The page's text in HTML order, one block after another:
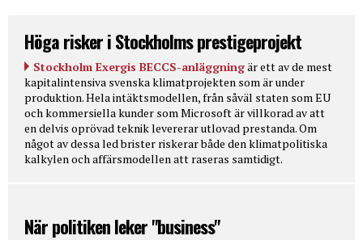
Höga risker i Stockholms prestigeprojekt
Stockholm Exergis BECCS-anläggningär ett av de mest
kapitalintensiva svenska klimatprojekten som är under
produktion. Hela intäktsmodellen, från såväl staten som EU
och kommersiella kunder som Microsoft är villkorad av att
en delvis oprövad teknik levererar utlovad prestanda. Om
något av dessa led brister riskerar både den klimatpolitiska
kalkylen och affärsmodellen att raseras samtidigt.
När politiken leker "business"